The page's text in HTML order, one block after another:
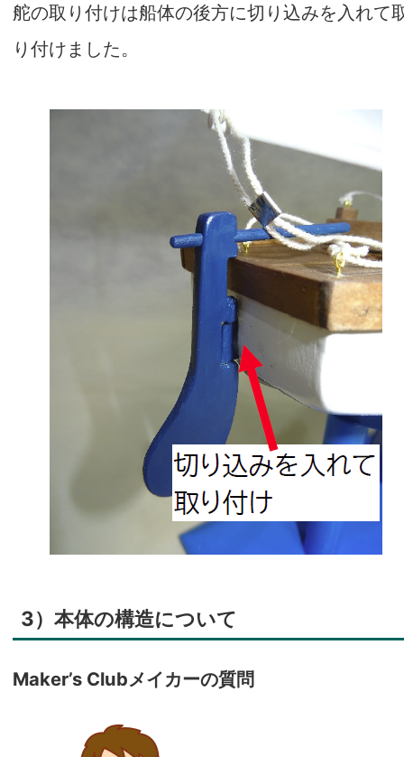
舵の取り付けは船体の後方に切り込みを入れて
り付けました。
3）本体の構造について
Maker’s Clubメイカーの質問